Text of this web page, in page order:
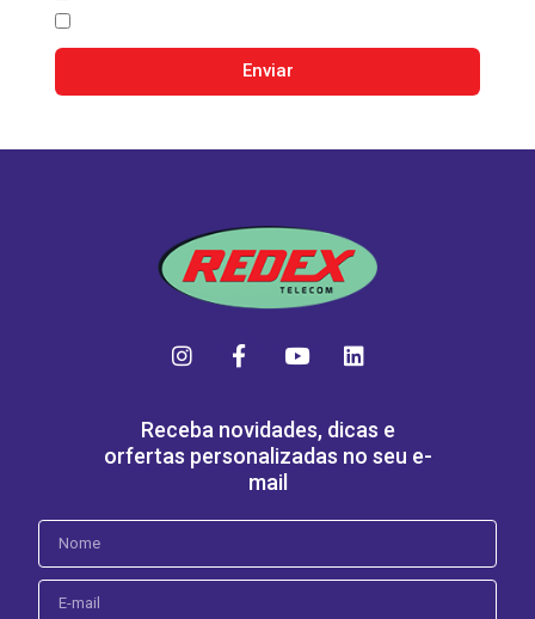
Enviar
Receba novidades, dicas e
orfertas personalizadas no seu e-
mail